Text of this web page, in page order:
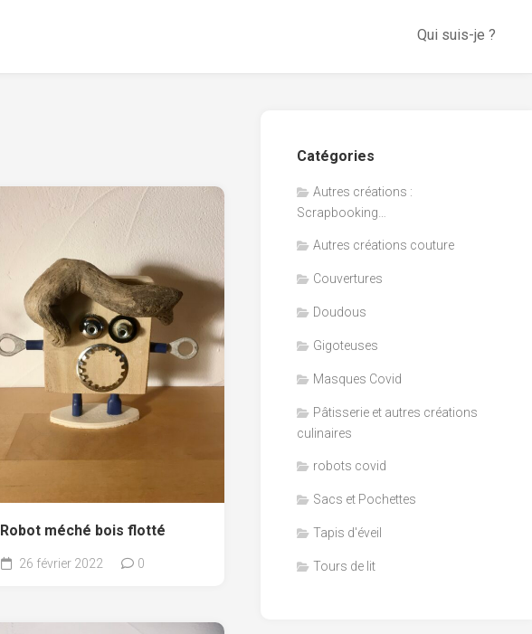
Qui suis-je ?
Robot méché bois flotté
26 février 2022 0
Catégories
Autres créations :
Scrapbooking…
Autres créations couture
Couvertures
Doudous
Gigoteuses
Masques Covid
Pâtisserie et autres créations
culinaires
robots covid
Sacs et Pochettes
Tapis d'éveil
Tours de lit